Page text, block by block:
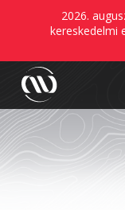
2026.
kereskedelmi